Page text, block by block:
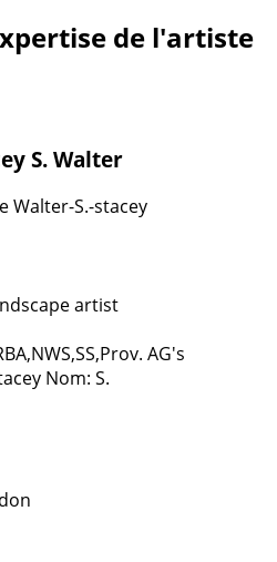
de l'artiste
S. Walter
artist
AG's
Nom: S.